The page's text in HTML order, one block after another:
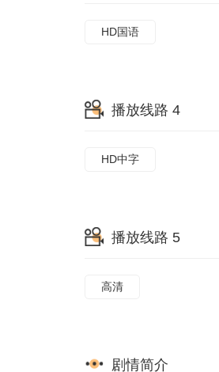
HD国语
播放线路 4
HD中字
播放线路 5
高清
剧情简介